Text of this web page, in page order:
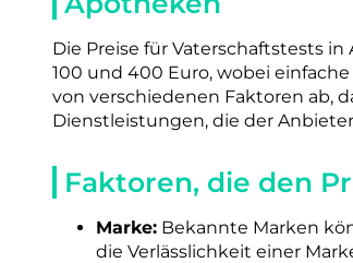
Die Preise für Vaterschaftstests
100 und 400 Euro, wobei
von verschiedenen Faktoren ab,
Dienstleistungen, die der
Faktoren, die den
Marke: Bekannte Marken
die Verlässlichkeit einer